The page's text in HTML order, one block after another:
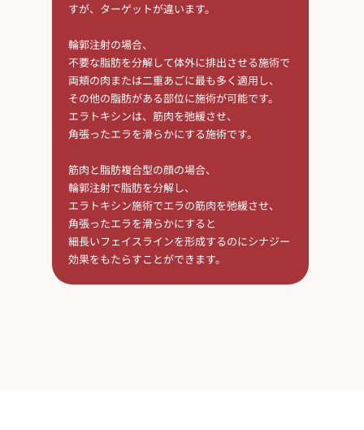
すが、ターゲットが違います。
輪郭注射の場合、
不要な脂肪を分解して体外に排出させる施術で
両頬の肉または二重あごに最も多く適用し、
その他の脂肪がある部位に施術が可能です。
エラトキシンは、筋肉を弛緩させ、
角張ったエラを滑らかにする施術です。
筋肉と脂肪複合型の顔の場合、
輪郭注射で脂肪を分解し、
エラトキシン施術でエラの筋肉を弛緩させ、
角張ったエラを滑らかにすると
細長いフェイスラインを形成するのにシナジー
効果をもたらすことができます。